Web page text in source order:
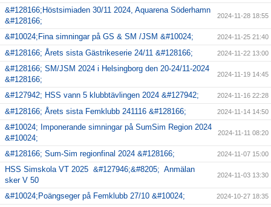
&#128166;Höstsimiaden 30/11 2024, Aquarena Söderhamn
&#128166;
2024-11-28 18:55
&#10024;Fina simningar på GS & SM /JSM &#10024; 2024-11-25 21:40
&#128166; Årets sista Gästrikeserie 24/11 &#128166; 2024-11-22 13:00
&#128166; SM/JSM 2024 i Helsingborg den 20-24/11-2024
&#128166;
2024-11-19 14:45
&#127942; HSS vann 5 klubbtävlingen 2024 &#127942; 2024-11-16 22:28
&#128166; Årets sista Femklubb 241116 &#128166; 2024-11-14 14:50
&#10024; Imponerande simningar på SumSim Region 2024
&#10024;
2024-11-11 08:20
&#128166; Sum-Sim regionfinal 2024 &#128166; 2024-11-07 15:00
HSS Simskola VT 2025 &#127946;&#8205; Anmälan
sker V 50
2024-11-03 13:30
&#10024;Poängseger på Femklubb 27/10 &#10024; 2024-10-27 18:35